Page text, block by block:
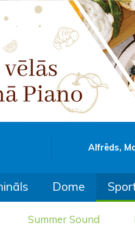
Alfrēds,
Dome
Summer Sound